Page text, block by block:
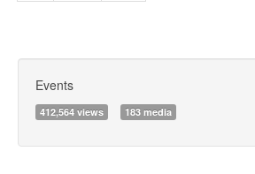
Events
412,564 views 183 media